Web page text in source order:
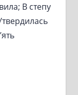
В степу